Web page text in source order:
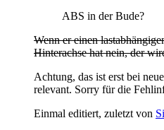
ABS in der Bude?
Wenn er einen
Hinterachse hat nein, der
Achtung, das ist erst bei
relevant. Sorry für die
Einmal editiert, zuletzt von